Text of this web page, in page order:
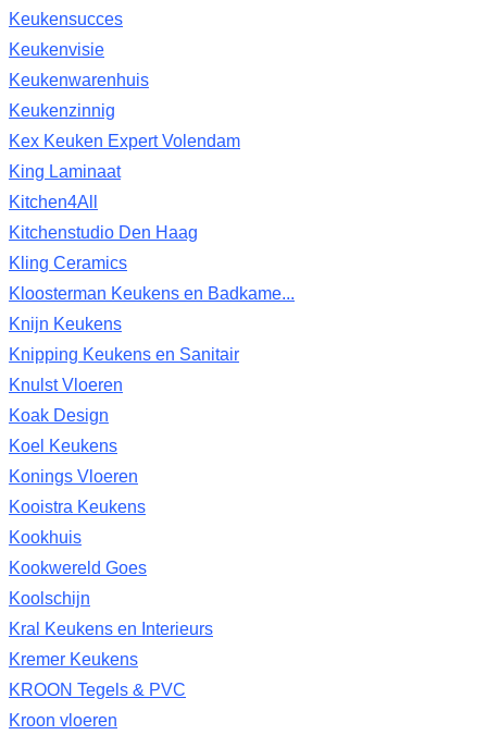
Keukensucces
Keukenvisie
Keukenwarenhuis
Keukenzinnig
Kex Keuken Expert Volendam
King Laminaat
Kitchen4All
Kitchenstudio Den Haag
Kling Ceramics
Kloosterman Keukens en Badkame...
Knijn Keukens
Knipping Keukens en Sanitair
Knulst Vloeren
Koak Design
Koel Keukens
Konings Vloeren
Kooistra Keukens
Kookhuis
Kookwereld Goes
Koolschijn
Kral Keukens en Interieurs
Kremer Keukens
KROON Tegels & PVC
Kroon vloeren